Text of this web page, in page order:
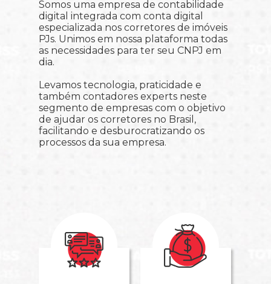
Somos uma empresa de contabilidade
digital integrada com conta digital
especializada nos corretores de imóveis
PJs. Unimos em nossa plataforma todas
as necessidades para ter seu CNPJ em
dia.
Levamos tecnologia, praticidade e
também contadores experts neste
segmento de empresas com o objetivo
de ajudar os corretores no Brasil,
facilitando e desburocratizando os
processos da sua empresa.